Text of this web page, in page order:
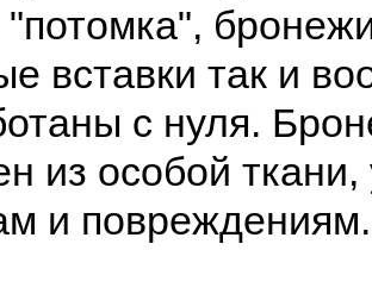
"потомка",
вставки так и
с нуля.
из особой ткани,
и повреждениям.